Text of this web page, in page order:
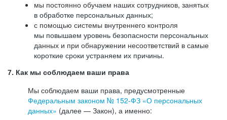
мы постоянно обучаем наших сотрудников, занятых
в обработке персональных данных;
с помощью системы внутреннего контроля
мы повышаем уровень безопасности персональных
данных и при обнаружении несоответствий в самые
короткие сроки устраняем их причины.
7. Как мы соблюдаем ваши права
Мы соблюдаем ваши права, предусмотренные
Федеральным законом № 152-ФЗ «О персональных
данных» (далее — Закон), а именно: